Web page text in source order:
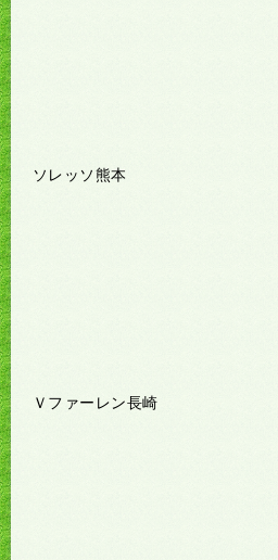
ソレッソ熊本
Ｖファーレン長崎